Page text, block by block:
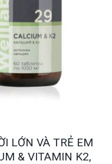
LỚN VÀ TRẺ EM
& VITAMIN K2,